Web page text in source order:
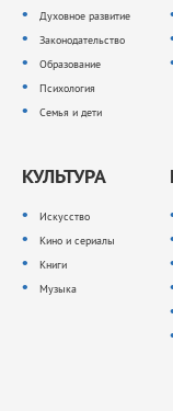
Духовное развитие
Законодательство
Образование
Психология
Семья и дети
КУЛЬТУРА
Искусство
Кино и сериалы
Книги
Музыка